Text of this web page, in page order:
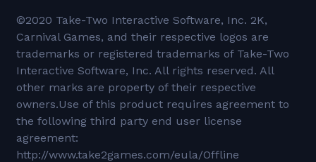
©2020 Take-Two Interactive Software, Inc. 2K,
Carnival Games, and their respective logos are
trademarks or registered trademarks of Take-Two
Interactive Software, Inc. All rights reserved. All
other marks are property of their respective
owners.Use of this product requires agreement to
the following third party end user license
agreement:
http://www.take2games.com/eula/Offline